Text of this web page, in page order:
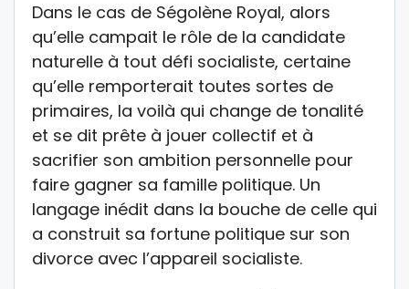
Dans le cas de Ségolène Royal, alors
qu’elle campait le rôle de la candidate
naturelle à tout défi socialiste, certaine
qu’elle remporterait toutes sortes de
primaires, la voilà qui change de tonalité
et se dit prête à jouer collectif et à
sacrifier son ambition personnelle pour
faire gagner sa famille politique. Un
langage inédit dans la bouche de celle qui
a construit sa fortune politique sur son
divorce avec l’appareil socialiste.